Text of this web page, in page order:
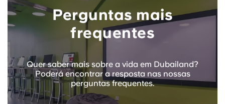
Perguntas mais
frequentes
Quer saber mais sobre a vida em Dubailand?
Poderá encontrar a resposta nas nossas
perguntas frequentes.